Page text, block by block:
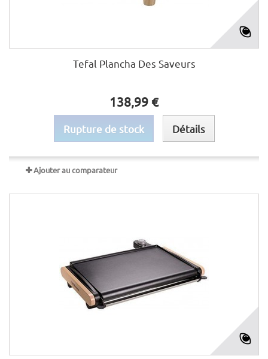
Tefal Plancha Des Saveurs
138,99 €
Rupture de stock Détails
Ajouter au comparateur